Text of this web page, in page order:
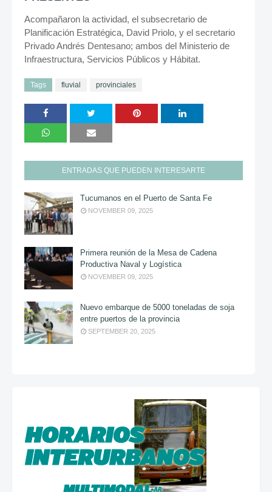
Acompañaron la actividad, el subsecretario de
Planificación Estratégica, David Priolo, y el secretario
Privado Andrés Dentesano; ambos del Ministerio de
Infraestructura, Servicios Públicos y Hábitat.
Tags fluvial provinciales
ENTRADAS QUE PUEDEN INTERESARTE
Tucumanos en el Puerto de Santa Fe
NOVEMBER 09, 2025
Primera reunión de la Mesa de Cadena
Productiva Naval y Logística
NOVEMBER 09, 2025
Nuevo embarque de 5000 toneladas de soja
entre puertos de la provincia
SEPTEMBER 20, 2025